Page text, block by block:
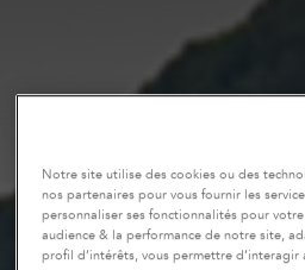
Notre site utilise des cookies ou des
nos partenaires pour vous fournir les
personnaliser ses fonctionnalités pour
audience & la performance de notre site,
profil d’intérêts, vous permettre d’interagir